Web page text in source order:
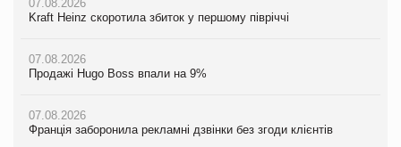
07.08.2026
Kraft Heinz скоротила збиток у першому півріччі
07.08.2026
Продажі Hugo Boss впали на 9%
07.08.2026
Франція заборонила рекламні дзвінки без згоди клієнтів
06.08.2026
Смачна новинка для хвостатих: у VARUS з’явилися паучі
05.08.2026
налічуватиме 374 магазини
походження до ЄС
Аргентина повертається з продуктами птахівництва на
європейський ринок